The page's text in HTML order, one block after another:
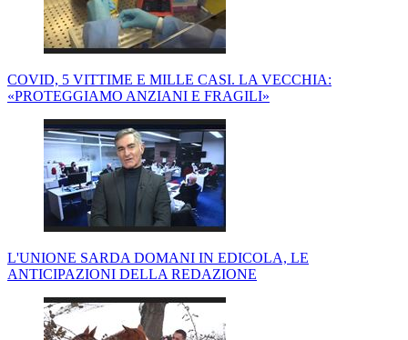
COVID, 5 VITTIME E MILLE CASI. LA VECCHIA:
«PROTEGGIAMO ANZIANI E FRAGILI»
L'UNIONE SARDA DOMANI IN EDICOLA, LE
ANTICIPAZIONI DELLA REDAZIONE